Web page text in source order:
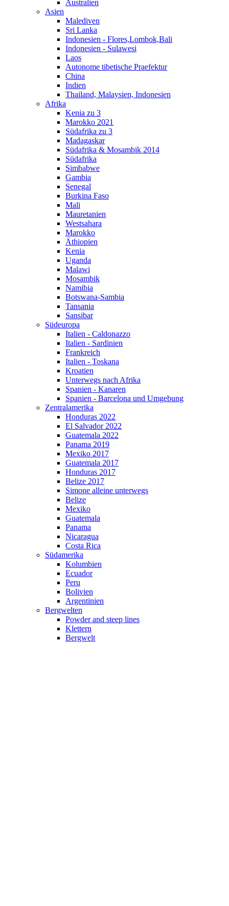
Australien
Asien
Malediven
Sri Lanka
Indonesien - Flores,Lombok,Bali
Indonesien - Sulawesi
Laos
Autonome tibetische Praefektur
China
Indien
Thailand, Malaysien, Indonesien
Afrika
Kenia zu 3
Marokko 2021
Südafrika zu 3
Madagaskar
Südafrika & Mosambik 2014
Südafrika
Simbabwe
Gambia
Senegal
Burkina Faso
Mali
Mauretanien
Westsahara
Marokko
Äthiopien
Kenia
Uganda
Malawi
Mosambik
Namibia
Botswana-Sambia
Tansania
Sansibar
Südeuropa
Italien - Caldonazzo
Italien - Sardinien
Frankreich
Italien - Toskana
Kroatien
Unterwegs nach Afrika
Spanien - Kanaren
Spanien - Barcelona und Umgebung
Zentralamerika
Honduras 2022
El Salvador 2022
Guatemala 2022
Panama 2019
Mexiko 2017
Guatemala 2017
Honduras 2017
Belize 2017
Simone alleine unterwegs
Belize
Mexiko
Guatemala
Panama
Nicaragua
Costa Rica
Südamerika
Kolumbien
Ecuador
Peru
Bolivien
Argentinien
Bergwelten
Powder and steep lines
Klettern
Bergwelt